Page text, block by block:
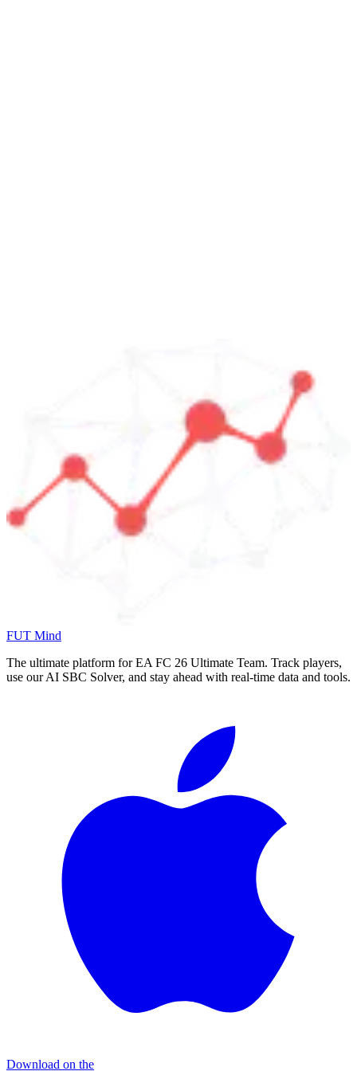
FUT Mind
The ultimate platform for EA FC 26 Ultimate Team. Track players,
use our AI SBC Solver, and stay ahead with real-time data and tools.
Download on the